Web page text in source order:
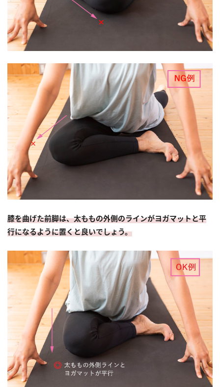
膝を曲げた前脚は、太ももの外側のラインがヨガマットと平
行になるように置くと良いでしょう。